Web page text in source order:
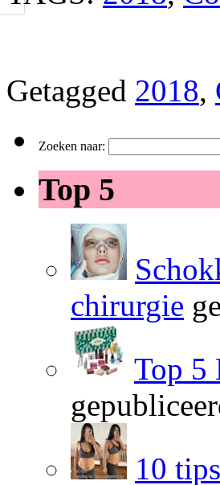
Getagged 2018,
Zoeken naar:
Top 5
chirurgie
Top 5
10